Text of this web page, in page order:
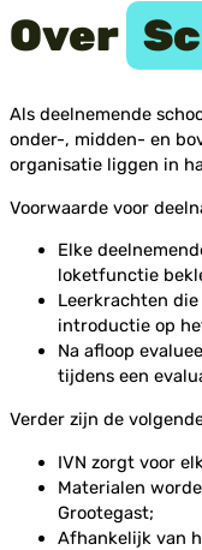
Over
Als deelnemende
onder-, midden- en
organisatie liggen in
Voorwaarde voor
Elke
loketfunctie
Leerkrachten
introductie op
Na afloop
tijdens een
Verder zijn de
IVN zorgt voor
Materialen
Grootegast;
Afhankelijk van